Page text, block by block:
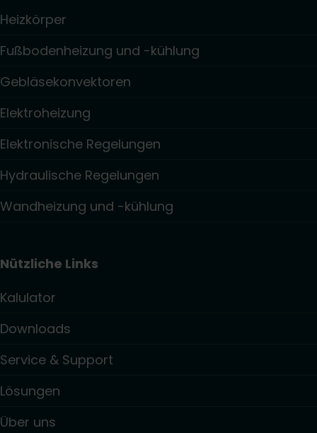
Heizkörper
Fußbodenheizung und -kühlung
Gebläsekonvektoren
Elektroheizung
Elektronische Regelungen
Hydraulische Regelungen
Wandheizung und -kühlung
Nützliche Links
Kalulator
Downloads
Service & Support
Lösungen
Über uns